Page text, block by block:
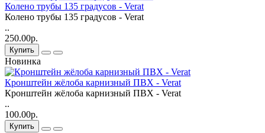
Колено трубы 135 градусов - Verat
Колено трубы 135 градусов - Verat
..
250.00р.
Купить
Новинка
Кронштейн жёлоба карнизный ПВХ - Verat
Кронштейн жёлоба карнизный ПВХ - Verat
..
100.00р.
Купить